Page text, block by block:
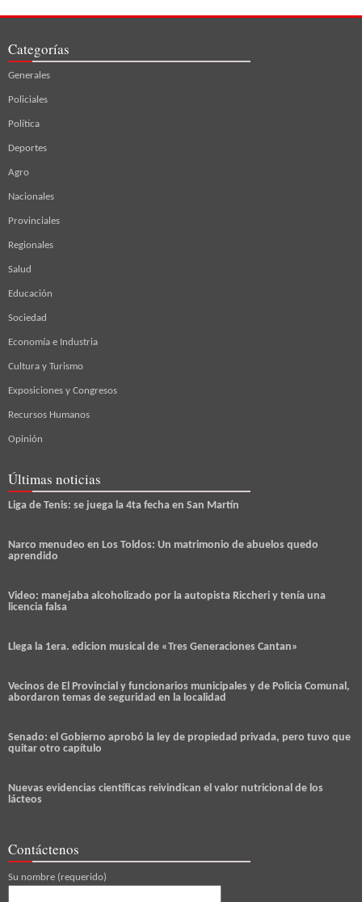
Categorías
Generales
Policiales
Política
Deportes
Agro
Nacionales
Provinciales
Regionales
Salud
Educación
Sociedad
Economía e Industria
Cultura y Turismo
Exposiciones y Congresos
Recursos Humanos
Opinión
Últimas noticias
Liga de Tenis: se juega la 4ta fecha en San Martín
Narco menudeo en Los Toldos: Un matrimonio de abuelos quedo
aprendido
Video: manejaba alcoholizado por la autopista Riccheri y tenía una
licencia falsa
Llega la 1era. edicion musical de «Tres Generaciones Cantan»
Vecinos de El Provincial y funcionarios municipales y de Policia Comunal,
abordaron temas de seguridad en la localidad
Senado: el Gobierno aprobó la ley de propiedad privada, pero tuvo que
quitar otro capítulo
Nuevas evidencias científicas reivindican el valor nutricional de los
lácteos
Contáctenos
Su nombre (requerido)